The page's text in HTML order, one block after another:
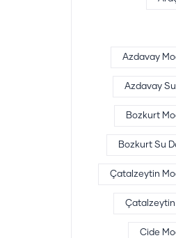
Azdavay
Azdavay
Bozkurt
Bozkurt Su
Çatalzeytin
Çatalzeytin
Cide